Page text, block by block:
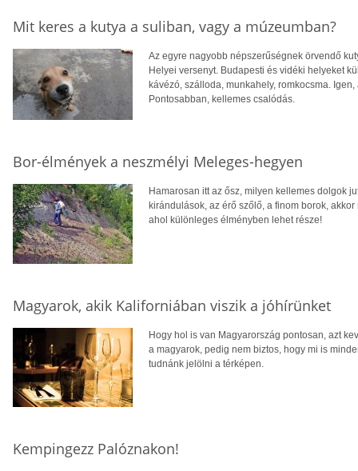
Mit keres a kutya a suliban, vagy a múzeumban?
Az egyre nagyobb népszerűségnek örvendő
Helyei versenyt. Budapesti és vidéki helyeket
kávézó, szálloda, munkahely, romkocsma.
Pontosabban, kellemes csalódás.
Bor-élmények a neszmélyi Meleges-hegyen
Hamarosan itt az ősz, milyen kellemes dolgok
kirándulások, az érő szőlő, a finom borok,
ahol különleges élményben lehet része!
Magyarok, akik Kaliforniában viszik a jóhírünket
Hogy hol is van Magyarország pontosan, azt
a magyarok, pedig nem biztos, hogy mi is
tudnánk jelölni a térképen.
Kempingezz Palóznakon!